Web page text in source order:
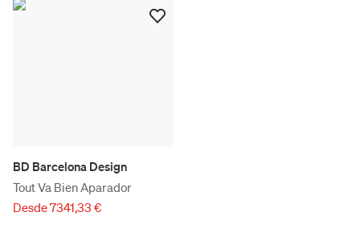
BD Barcelona Design
Tout Va Bien Aparador
Desde 7341,33 €